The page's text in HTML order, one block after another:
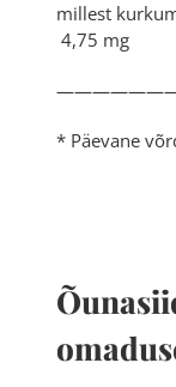
millest
* Päevane